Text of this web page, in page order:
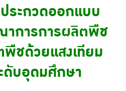
ระกวดออกแบบ
การการผลิตพืช
พืชด้วยแสงเทียม
ดับอุดมศึกษา